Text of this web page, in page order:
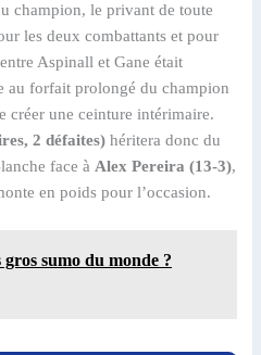
champion, le privant de toute
les deux combattants et pour
Aspinall et Gane était
au forfait prolongé du champion
créer une ceinture intérimaire.
2 défaites) héritera donc du
face à Alex Pereira (13-3),
en poids pour l’occasion.
gros sumo du monde ?